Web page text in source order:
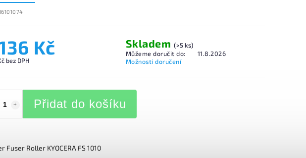
Kč
bez DPH
Skladem (>5 ks)
Můžeme doručit do:
11.8.2026
Možnosti doručení
Přidat do košíku
Fuser Roller KYOCERA FS 1010